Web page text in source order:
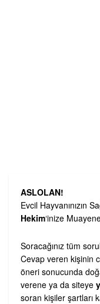
ASLOLAN!
Evcil Hayvanınızın
Hekim‘inize
Soracağınız tüm
Cevap veren kişinin
öneri sonucunda
verene ya da siteye
soran kişiler şartları